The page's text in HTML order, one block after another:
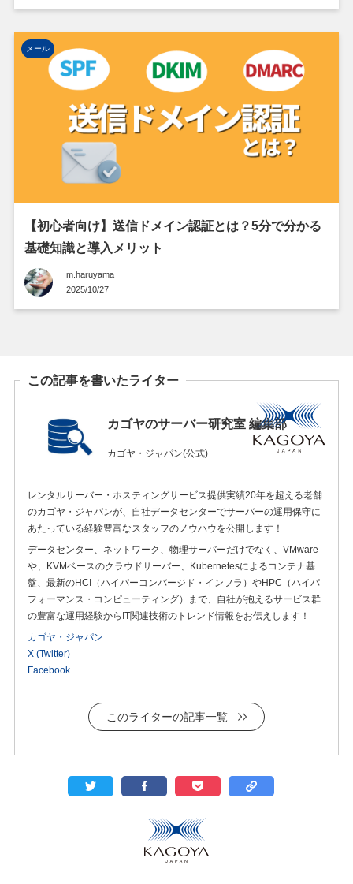
メール
【初心者向け】送信ドメイン認証とは？5分で分かる
基礎知識と導入メリット
m.haruyama
2025/10/27
この記事を書いたライター
カゴヤのサーバー研究室 編集部
カゴヤ・ジャパン(公式)
レンタルサーバー・ホスティングサービス提供実績20年を超える老舗
のカゴヤ・ジャパンが、自社データセンターでサーバーの運用保守に
あたっている経験豊富なスタッフのノウハウを公開します！
データセンター、ネットワーク、物理サーバーだけでなく、VMware
や、KVMベースのクラウドサーバー、Kubernetesによるコンテナ基
盤、最新のHCI（ハイパーコンバージド・インフラ）やHPC（ハイパ
フォーマンス・コンピューティング）まで、自社が抱えるサービス群
の豊富な運用経験からIT関連技術のトレンド情報をお伝えします！
カゴヤ・ジャパン
X (Twitter)
Facebook
このライターの記事一覧